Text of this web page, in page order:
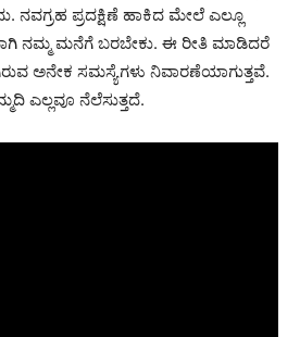
ನವಗ್ರಹ ಪ್ರದಕ್ಷಿಣೆ ಹಾಕಿದ ಮೇಲೆ ಎಲ್ಲೂ
ನಮ್ಮ ಮನೆಗೆ ಬರಬೇಕು. ಈ ರೀತಿ ಮಾಡಿದರೆ
ಅನೇಕ ಸಮಸ್ಯೆಗಳು ನಿವಾರಣೆಯಾಗುತ್ತವೆ.
ಎಲ್ಲವೂ ನೆಲೆಸುತ್ತದೆ.